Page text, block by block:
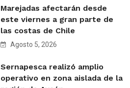
Marejadas afectarán desde
este viernes a gran parte de
las costas de Chile
Agosto 5, 2026
Sernapesca realizó amplio
operativo en zona aislada de la